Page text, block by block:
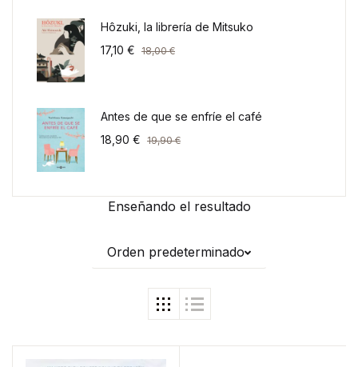
Enseñando el resultado
Orden predeterminado
Hôzuki, la librería de Mitsuko
17,10 € 18,00€
Antes de que se enfríe el café
18,90 € 19,90€